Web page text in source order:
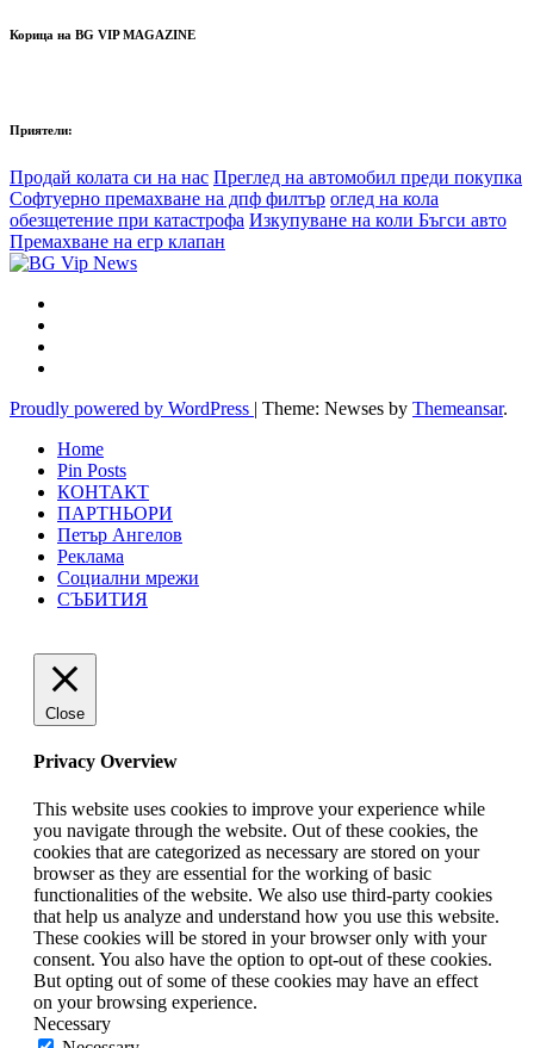
Корица на BG VIP MAGAZINE
Приятели:
Продай колата си на нас Преглед на автомобил преди покупка
Софтуерно премахване на дпф филтър оглед на кола
обезщетение при катастрофа Изкупуване на коли Бъгси авто
Премахване на егр клапан
Proudly powered by WordPress | Theme: Newses by Themeansar.
Home
Pin Posts
КОНТАКТ
ПАРТНЬОРИ
Петър Ангелов
Реклама
Социални мрежи
СЪБИТИЯ
Close
Privacy Overview
This website uses cookies to improve your experience while
you navigate through the website. Out of these cookies, the
cookies that are categorized as necessary are stored on your
browser as they are essential for the working of basic
functionalities of the website. We also use third-party cookies
that help us analyze and understand how you use this website.
These cookies will be stored in your browser only with your
consent. You also have the option to opt-out of these cookies.
But opting out of some of these cookies may have an effect
on your browsing experience.
Necessary